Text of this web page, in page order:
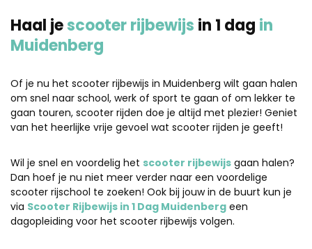
Haal jescooter rijbewijs in 1 dag in
Muidenberg
Of je nu het scooter rijbewijs in Muidenberg wilt gaan halen
om snel naar school, werk of sport te gaan of om lekker te
gaan touren, scooter rijden doe je altijd met plezier! Geniet
van het heerlijke vrije gevoel wat scooter rijden je geeft!
Wil je snel en voordelig het scooter rijbewijs gaan halen?
Dan hoef je nu niet meer verder naar een voordelige
scooter rijschool te zoeken! Ook bij jouw in de buurt kun je
via Scooter Rijbewijs in 1 Dag Muidenberg een
dagopleiding voor het scooter rijbewijs volgen.